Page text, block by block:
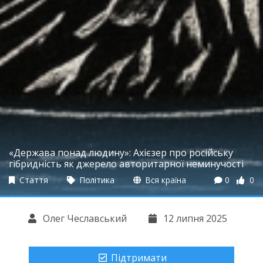
«Держава понад людину»: Ахієзер про російську
гібридність як джерело авторитарної неминучості
Стаття Політика Вся країна 0 0
Олег Чеславський 12 липня 2025
Підтримати